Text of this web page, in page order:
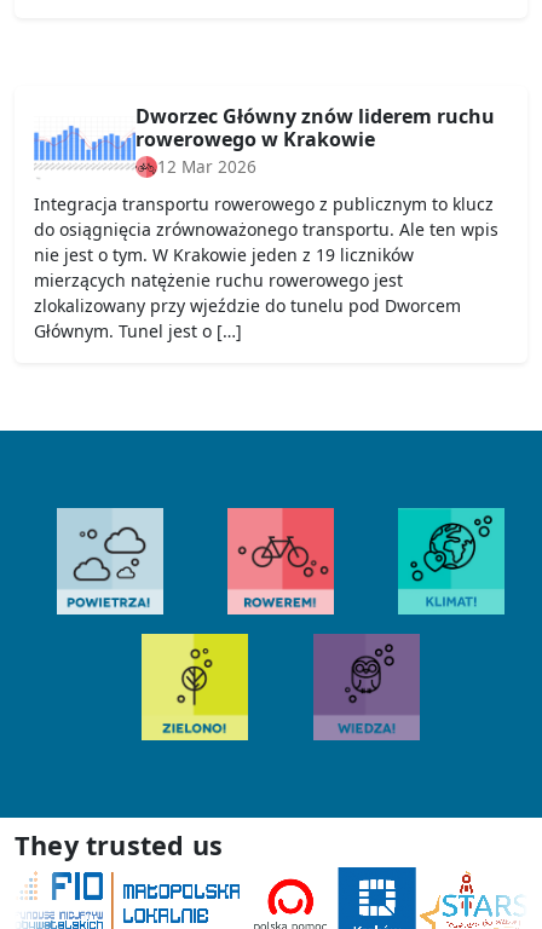
Dworzec Główny znów liderem ruchu
rowerowego w Krakowie
12 Mar 2026
Integracja transportu rowerowego z publicznym to klucz
do osiągnięcia zrównoważonego transportu. Ale ten wpis
nie jest o tym. W Krakowie jeden z 19 liczników
mierzących natężenie ruchu rowerowego jest
zlokalizowany przy wjeździe do tunelu pod Dworcem
Głównym. Tunel jest o […]
They trusted us